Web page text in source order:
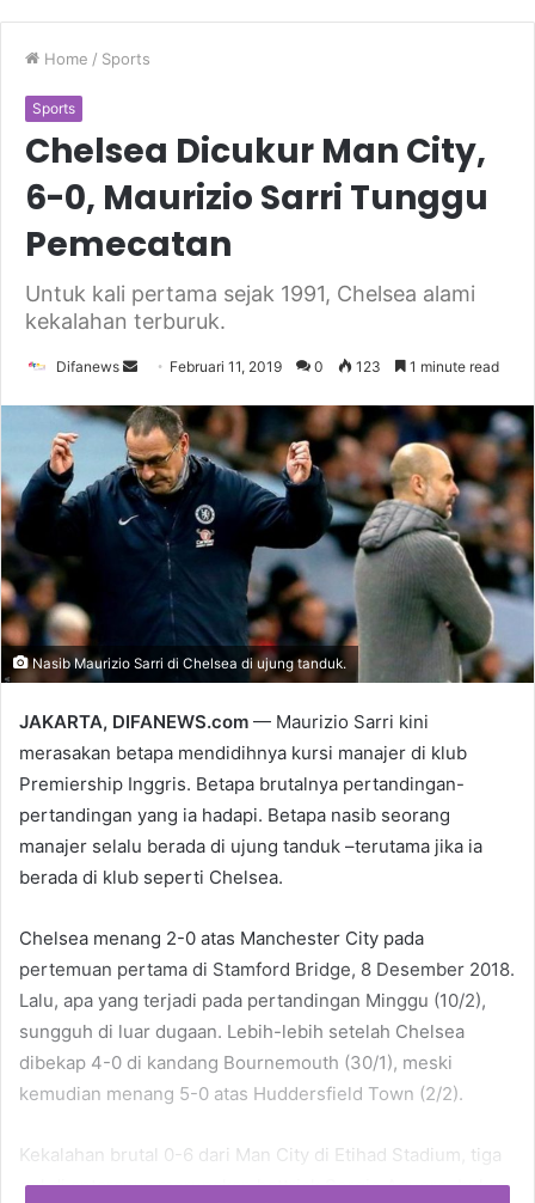
Home / Sports
Sports
Chelsea Dicukur Man City,
6-0, Maurizio Sarri Tunggu
Pemecatan
Untuk kali pertama sejak 1991, Chelsea alami
kekalahan terburuk.
Difanews
Send
email
Februari 11, 2019 0 123 1 minute read
Nasib Maurizio Sarri di Chelsea di ujung tanduk.
JAKARTA, DIFANEWS.com — Maurizio Sarri kini
merasakan betapa mendidihnya kursi manajer di klub
Premiership Inggris. Betapa brutalnya pertandingan-
pertandingan yang ia hadapi. Betapa nasib seorang
manajer selalu berada di ujung tanduk –terutama jika ia
berada di klub seperti Chelsea.
Chelsea menang 2-0 atas Manchester City pada
pertemuan pertama di Stamford Bridge, 8 Desember 2018.
Lalu, apa yang terjadi pada pertandingan Minggu (10/2),
sungguh di luar dugaan. Lebih-lebih setelah Chelsea
dibekap 4-0 di kandang Bournemouth (30/1), meski
kemudian menang 5-0 atas Huddersfield Town (2/2).
Kekalahan brutal 0-6 dari Man City di Etihad Stadium, tiga
gol di antaranya merupakan hattrick Sergio Aguero, bukan